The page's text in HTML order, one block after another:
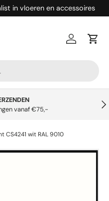
in vloeren en accessoires
Inloggen
vanaf €75,-
CS4241 wit RAL 9010